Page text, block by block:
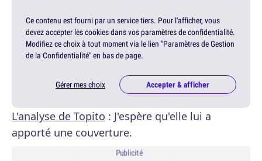
Ce contenu est fourni par un service tiers. Pour l'afficher, vous
devez accepter les cookies dans vos paramètres de confidentialité.
Modifiez ce choix à tout moment via le lien "Paramètres de Gestion
de la Confidentialité" en bas de page.
Gérer mes choix Accepter & afficher
L'analyse de Topito : J'espère qu'elle lui a
apporté une couverture.
Publicité